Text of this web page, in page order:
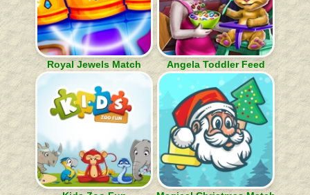
Royal Jewels Match Angela Toddler Feed